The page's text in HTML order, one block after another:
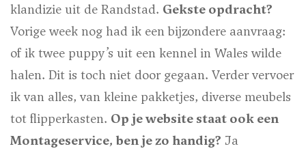
klandizie uit de Randstad. Gekste opdracht?
Vorige week nog had ik een bijzondere aanvraag:
of ik twee puppy’s uit een kennel in Wales wilde
halen. Dit is toch niet door gegaan. Verder vervoer
ik van alles, van kleine pakketjes, diverse meubels
tot flipperkasten. Op je website staat ook een
Montageservice, ben je zo handig? Ja